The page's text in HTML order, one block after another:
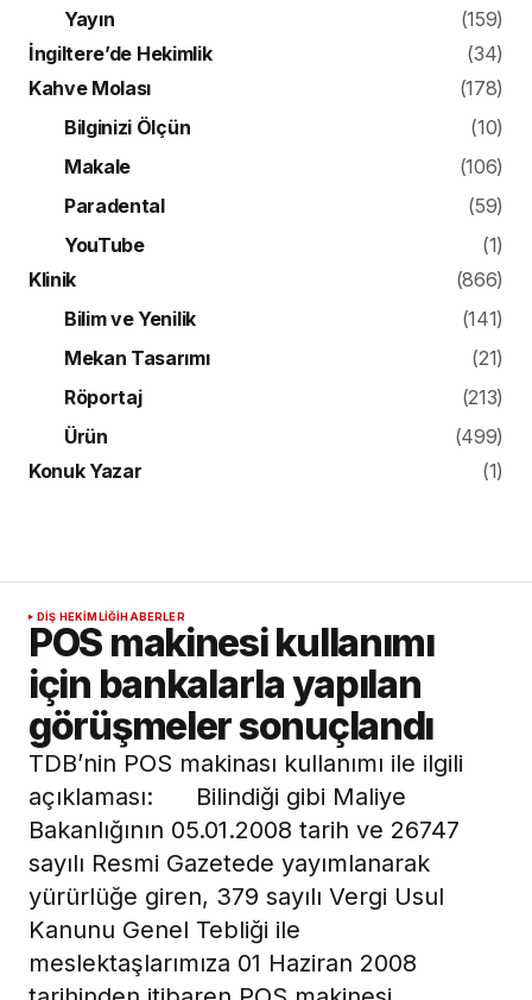
Yayın
(159)
İngiltere’de Hekimlik
(34)
Kahve Molası
(178)
Bilginizi Ölçün
(10)
Makale
(106)
Paradental
(59)
YouTube
(1)
Klinik
(866)
Bilim ve Yenilik
(141)
Mekan Tasarımı
(21)
Röportaj
(213)
Ürün
(499)
Konuk Yazar
(1)
DIŞ HEKIMLIĞI HABERLER
POS makinesi kullanımı
için bankalarla yapılan
görüşmeler sonuçlandı
TDB’nin POS makinası kullanımı ile ilgili
açıklaması: Bilindiği gibi Maliye
Bakanlığının 05.01.2008 tarih ve 26747
sayılı Resmi Gazetede yayımlanarak
yürürlüğe giren, 379 sayılı Vergi Usul
Kanunu Genel Tebliği ile
meslektaşlarımıza 01 Haziran 2008